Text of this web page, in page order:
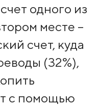
одного из
месте –
счет, куда
(32%),
с помощью